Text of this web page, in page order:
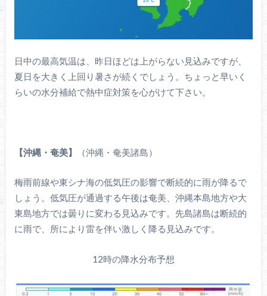
日中の最高気温は、昨日ほどは上がらない見込みですが、
夏日を大きく上回り暑さが続くでしょう。ちょっと早いく
らいの水分補給で熱中症対策を心がけて下さい。
【沖縄・奄美】 （沖縄・奄美諸島）
梅雨前線や東シナ海の低気圧の影響で断続的に雨が降るで
しょう。低気圧が通過する午後は奄美、沖縄本島地方や大
東島地方では曇りに変わる見込みです。先島諸島は断続的
に雨で、所により雷を伴い激しく降る見込みです。
12時の降水分布予想